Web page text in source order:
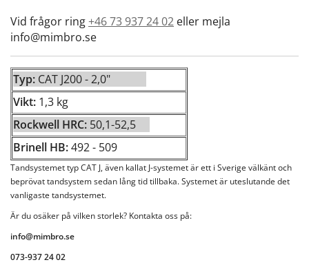
Vid frågor ring+46 73 937 24 02 eller mejla
info@mimbro.se
Typ: CAT J200 - 2,0"
Vikt: 1,3 kg
Rockwell HRC: 50,1-52,5
Brinell HB:492- 509
Tandsystemet typ CAT J, även kallat J-systemet är ett i Sverige välkänt och
beprövat tandsystem sedan lång tid tillbaka. Systemet är uteslutande det
vanligaste tandsystemet.
Är du osäker på vilken storlek? Kontakta oss på:
info@mimbro.se
073-937 24 02